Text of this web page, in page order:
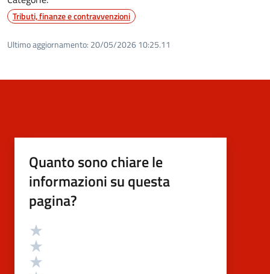
Tributi, finanze e contravvenzioni
Ultimo aggiornamento: 20/05/2026 10:25.11
Quanto sono chiare le
informazioni su questa
pagina?
Valutazione